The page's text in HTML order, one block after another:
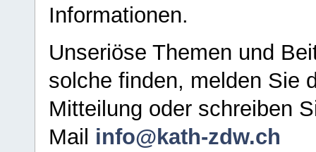
Informationen.
Unseriöse Themen und
solche finden, melden Sie
Mitteilung oder schreiben
Mail info@kath-zdw.ch